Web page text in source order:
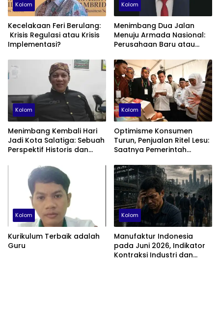
Kolom
Kecelakaan Feri Berulang:
Krisis Regulasi atau Krisis
Implementasi?
Kolom
Menimbang Dua Jalan
Menuju Armada Nasional:
Perusahaan Baru atau
Kolom
Menimbang Kembali Hari
Jadi Kota Salatiga: Sebuah
Perspektif Historis dan
Kolom
Optimisme Konsumen
Turun, Penjualan Ritel Lesu:
Saatnya Pemerintah
Fokus Membenahi Ekonomi
Domestik
Kolom
Kurikulum Terbaik adalah
Guru
Kolom
Manufaktur Indonesia
pada Juni 2026, Indikator
Kontraksi Industri dan